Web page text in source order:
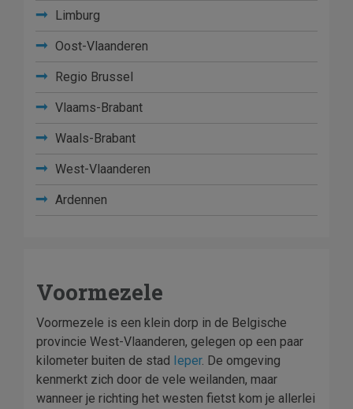
Limburg
Oost-Vlaanderen
Regio Brussel
Vlaams-Brabant
Waals-Brabant
West-Vlaanderen
Ardennen
Voormezele
Voormezele is een klein dorp in de Belgische
provincie West-Vlaanderen, gelegen op een paar
kilometer buiten de stad Ieper. De omgeving
kenmerkt zich door de vele weilanden, maar
wanneer je richting het westen fietst kom je allerlei